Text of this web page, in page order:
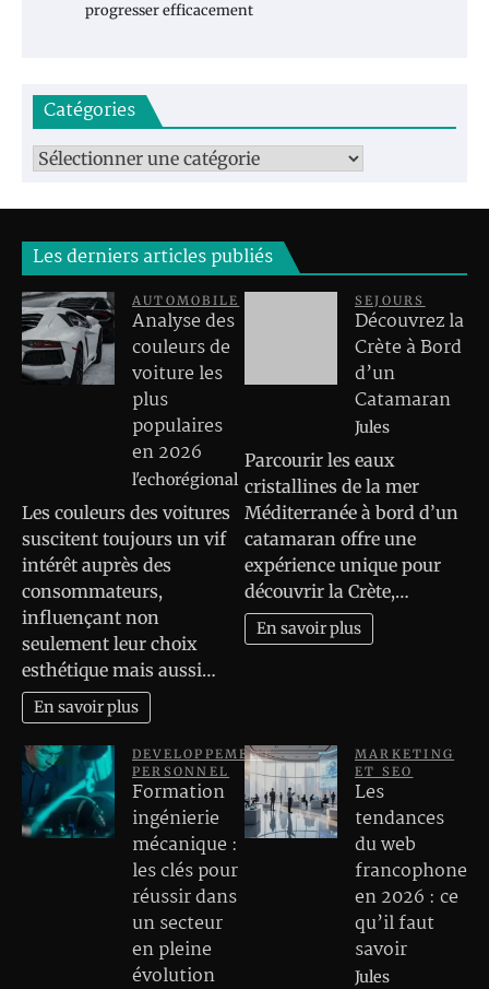
progresser efficacement
Catégories
Catégories
Les derniers articles publiés
AUTOMOBILE
Analyse des
couleurs de
voiture les
plus
populaires
en 2026
l'echorégional
Les couleurs des voitures
suscitent toujours un vif
intérêt auprès des
consommateurs,
influençant non
seulement leur choix
esthétique mais aussi…
En savoir plus
SEJOURS
Découvrez la
Crète à Bord
d’un
Catamaran
Jules
Parcourir les eaux
cristallines de la mer
Méditerranée à bord d’un
catamaran offre une
expérience unique pour
découvrir la Crète,…
En savoir plus
DEVELOPPEMENT
PERSONNEL
Formation
ingénierie
mécanique :
les clés pour
réussir dans
un secteur
en pleine
évolution
MARKETING
ET SEO
Les
tendances
du web
francophone
en 2026 : ce
qu’il faut
savoir
Jules